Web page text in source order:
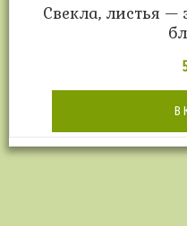
Свекла, листья —
В